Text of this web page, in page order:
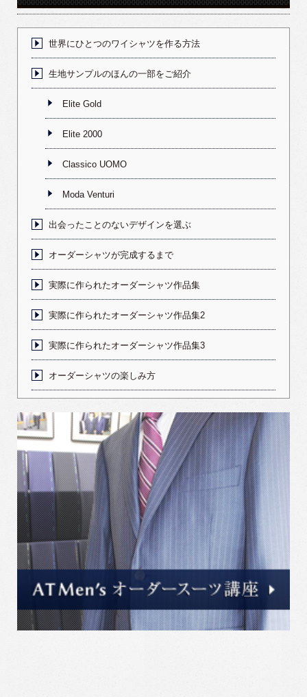
世界にひとつのワイシャツを作る方法
生地サンプルのほんの一部をご紹介
Elite Gold
Elite 2000
Classico UOMO
Moda Venturi
出会ったことのないデザインを選ぶ
オーダーシャツが完成するまで
実際に作られたオーダーシャツ作品集
実際に作られたオーダーシャツ作品集2
実際に作られたオーダーシャツ作品集3
オーダーシャツの楽しみ方